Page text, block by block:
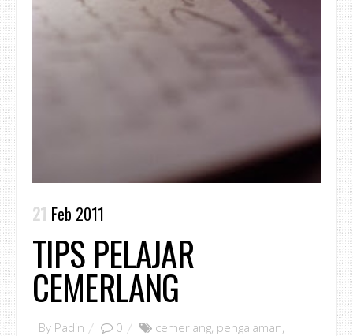
21 Feb 2011
TIPS PELAJAR
CEMERLANG
By Padin 0 cemerlang, pengalaman,